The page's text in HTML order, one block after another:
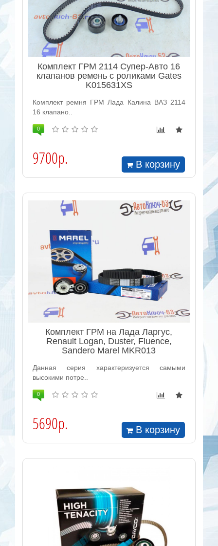
Комплект ГРМ 2114 Супер-Авто 16
клапанов ремень с роликами Gates
K015631XS
Комплект ремня ГРМ Лада Калина ВАЗ 2114
16 клапано..
0
9700р. В корзину
Комплект ГРМ на Лада Ларгус,
Renault Logan, Duster, Fluence,
Sandero Marel MKR013
Данная серия характеризуется самыми
высокими потре..
0
5690р. В корзину